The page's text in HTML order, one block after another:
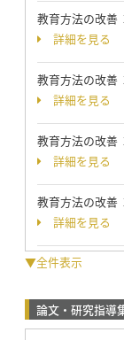
教育方法の改善
詳細を見る
教育方法の改善
詳細を見る
教育方法の改善
詳細を見る
教育方法の改善
詳細を見る
▼全件表示
論文・研究指導